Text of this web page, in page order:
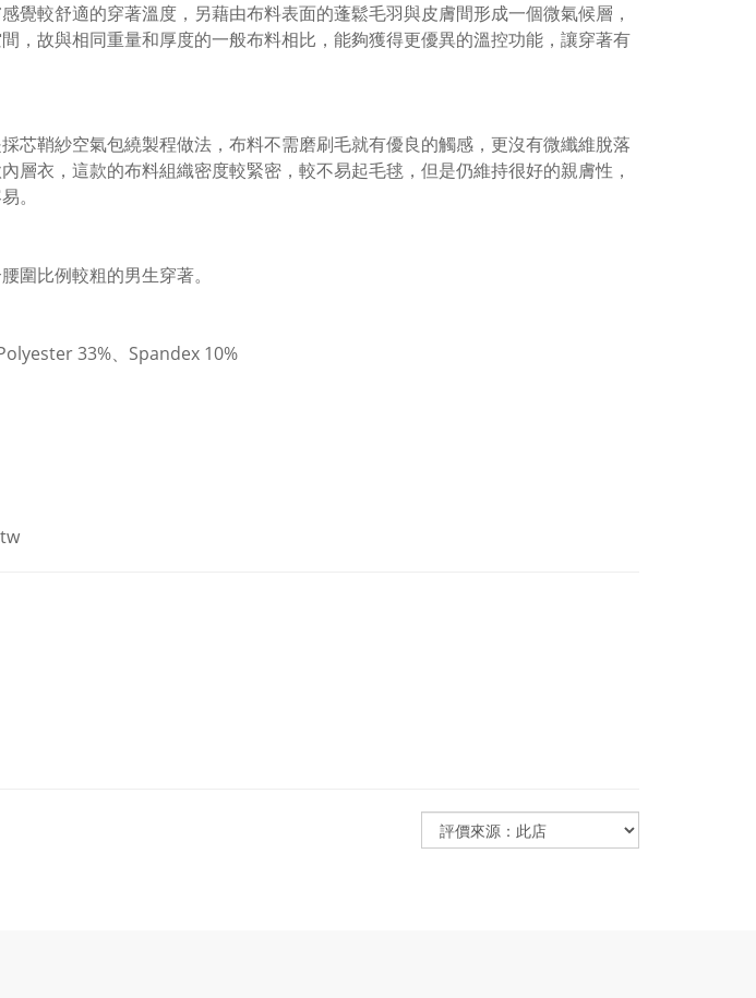
覺較舒適的穿著溫度，另藉由布料表面的蓬鬆毛羽與皮膚間形成一個微氣候層，
，故與相同重量和厚度的一般布料相比，能夠獲得更優異的溫控功能，讓穿著有
芯鞘紗空氣包繞製程做法，布料不需磨刷毛就有優良的觸感，更沒有微纖維脫落
層衣，這款的布料組織密度較緊密，較不易起毛毬，但是仍維持很好的親膚性，
。
圍比例較粗的男生穿著。
33%、Spandex 10%